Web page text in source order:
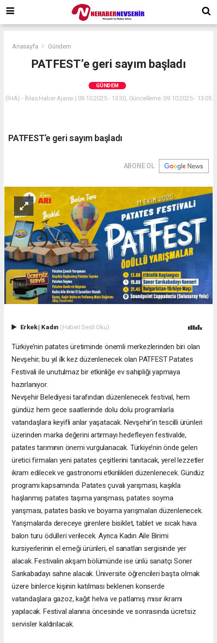
Anasayfa Gündem
PATFEST’e geri sayım başladı
GÜNDEM
(İHA) - İhlas Haber Ajansı | 09.10.2025 - 13:30, Güncelleme: 09.10.2025 - 13:05
PATFEST’e geri sayım başladı
ABONE OL
Erkek| Kadın (Haberi Sesli Oku)
Türkiye’nin patates üretiminde önemli merkezlerinden biri olan
Nevşehir; bu yıl ilk kez düzenlenecek olan PATFEST Patates
Festivali ile unutulmaz bir etkinliğe ev sahipliği yapmaya
hazırlanıyor.
Nevşehir Belediyesi tarafından düzenlenecek festival, hem
gündüz hem gece saatlerinde dolu dolu programlarla
vatandaşlara keyifli anlar yaşatacak. Nevşehir’in tescilli ürünleri
üzerinden marka değerini artırmayı hedefleyen festivalde,
patates tarımının önemi vurgulanacak. Türkiye’nin önde gelen
üretici firmaları yeni patates çeşitlerini tanıtacak, yerel lezzetler
ikram edilecek ve gastronomi etkinlikleri düzenlenecek. Gündüz
programı kapsamında: Patates çuvalı yarışması, kaşıkla
haşlanmış patates taşıma yarışması, patates soyma
yarışması, patates baskı ve boyama yarışmaları düzenlenecek.
Yarışmalarda dereceye girenlere bisiklet, tablet ve sıcak hava
balon turu ödülleri verilecek. Ayrıca Kadın Aile Birimi
kursiyerlerinin el emeği ürünleri, el sanatları sergisinde yer
alacak. Festivalin akşam bölümünde ise ünlü sanatçı Soner
Sarıkabadayı sahne alacak. Üniversite öğrencileri başta olmak
üzere binlerce kişinin katılması beklenen konserde
vatandaşlara gazoz, kağıt helva ve patlamış mısır ikramı
yapılacak. Festival alanına öncesinde ve sonrasında ücretsiz
servisler kaldırılacak.